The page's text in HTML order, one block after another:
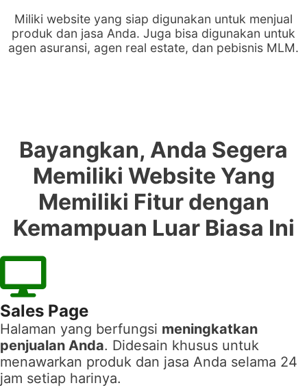
Miliki website yang siap digunakan untuk menjual
produk dan jasa Anda. Juga bisa digunakan untuk
agen asuransi, agen real estate, dan pebisnis MLM.
Bayangkan, Anda Segera
Memiliki Website Yang
Memiliki Fitur dengan
Kemampuan Luar Biasa Ini
Sales Page
Halaman yang berfungsi meningkatkan
penjualan Anda. Didesain khusus untuk
menawarkan produk dan jasa Anda selama 24
jam setiap harinya.